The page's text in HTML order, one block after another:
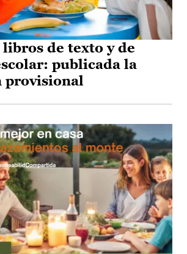
libros de texto y de
publicada la
provisional